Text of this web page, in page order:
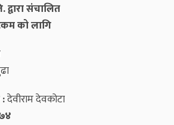
द्वारा संचालित
को लागि
:देवीराम देवकोटा